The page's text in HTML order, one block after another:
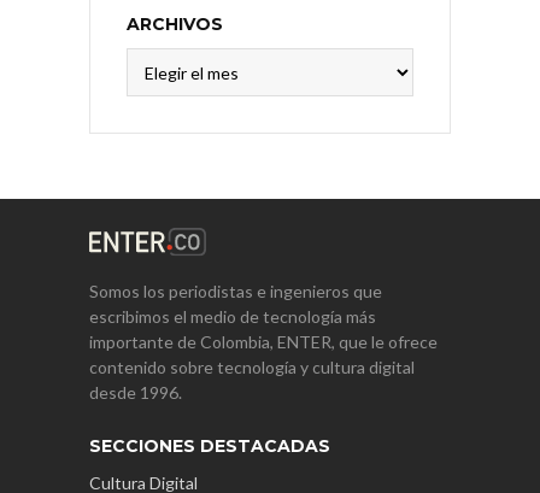
ARCHIVOS
Somos los periodistas e ingenieros que
escribimos el medio de tecnología más
importante de Colombia, ENTER, que le ofrece
contenido sobre tecnología y cultura digital
desde 1996.
SECCIONES DESTACADAS
Cultura Digital